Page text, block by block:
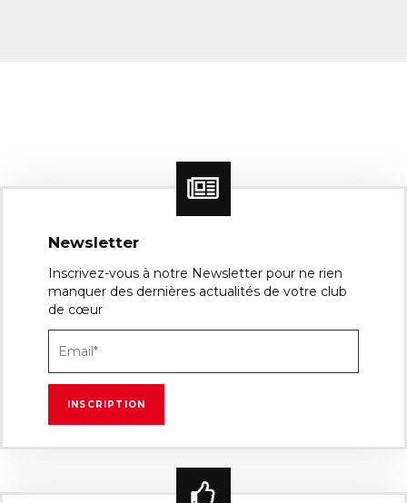
Newsletter
Inscrivez-vous à notre Newsletter pour ne rien
manquer des dernières actualités de votre club
de cœur